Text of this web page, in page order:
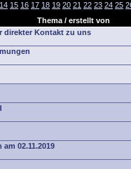
14 15 16 17 18 19 20 21 22 23 24 25
Thema / erstellt von
direkter Kontakt zu uns
02.11.2019